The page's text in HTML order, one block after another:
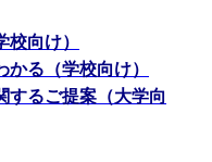
向け）
る（学校向け）
するご提案（大学向